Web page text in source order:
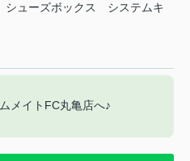
シューズボックス
システムキ
メイトFC丸亀店へ♪